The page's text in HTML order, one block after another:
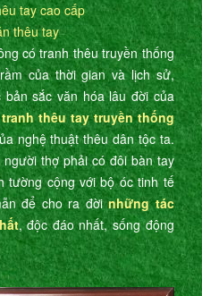
tay cao cấp
thêu tay
có tranh thêu truyền thống
của thời gian và lịch sử,
sắc văn hóa lâu đời của
tranh thêu tay truyền thống
nghệ thuật thêu dân tộc ta.
thợ phải có đôi bàn tay
tường cộng với bộ óc tinh tế
để cho ra đờinhững tác
, độc đáo nhất, sống động